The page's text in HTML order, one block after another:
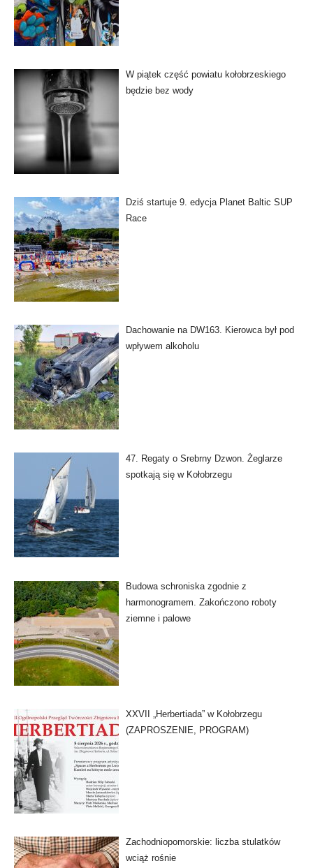
W piątek część powiatu kołobrzeskiego
będzie bez wody
Dziś startuje 9. edycja Planet Baltic SUP
Race
Dachowanie na DW163. Kierowca był pod
wpływem alkoholu
47. Regaty o Srebrny Dzwon. Żeglarze
spotkają się w Kołobrzegu
Budowa schroniska zgodnie z
harmonogramem. Zakończono roboty
ziemne i palowe
XXVII „Herbertiada” w Kołobrzegu
(ZAPROSZENIE, PROGRAM)
Zachodniopomorskie: liczba stulatków
wciąż rośnie